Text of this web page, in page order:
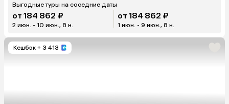
Выгодные туры на соседние даты
от 184 862 ₽
2 июн. - 10 июн., 8 н.
от 184 862 ₽
1 июн. - 9 июн., 8 н.
Кешбэк + 3 413